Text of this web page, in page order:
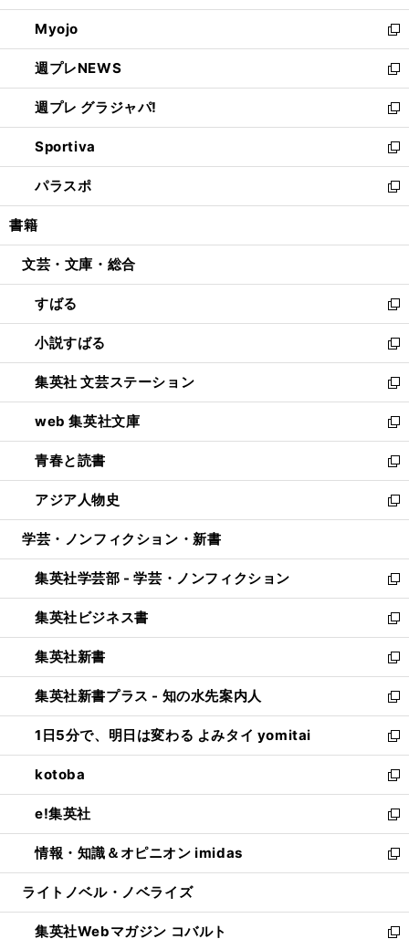
開
く
ウ
で
開
く
ン
ド
ウ
で
開
く
ウ
ィ
ン
ド
ウ
で
開
く
Myojo
新
し
い
ウ
ィ
ン
ド
ウ
で
開
週プレNEWS
新
し
い
ウ
ィ
ン
ド
ウ
開
週プレ グラジャパ!
新
し
い
ウ
ィ
ン
ウ
開
く
Sportiva
新
し
い
ウ
ン
ウ
で
開
く
パラスポ
新
し
ウ
ン
ド
ウ
で
開
く
書籍
文芸・文庫・総合
すばる
新
し
い
ウ
ィ
ン
ド
ウ
で
開
く
小説すばる
新
し
い
ウ
ィ
ン
ド
ウ
で
開
集英社 文芸ステーション
新
し
い
ウ
ィ
ン
ド
ウ
開
く
web 集英社文庫
新
し
い
ウ
ィ
ン
ウ
で
開
く
青春と読書
新
し
い
ウ
ン
ド
ウ
で
開
く
アジア人物史
新
し
ウ
ィ
ン
ド
ウ
で
開
く
学芸・ノンフィクション・新書
集英社学芸部 - 学芸・ノンフィクション
新
し
い
ウ
ィ
ン
ド
ウ
で
開
く
集英社ビジネス書
新
し
い
ウ
ィ
ン
ド
ウ
で
開
く
集英社新書
新
し
い
ウ
ィ
ン
ド
ウ
で
開
く
集英社新書プラス - 知の水先案内人
新
し
い
ウ
ィ
ン
ド
ウ
で
開
1日5分で、明日は変わる よみタイ yomitai
新
し
い
ウ
ィ
ン
ド
ウ
開
く
kotoba
新
し
い
ウ
ィ
ン
ウ
で
e!集英社
新
し
い
ウ
ン
ド
情報・知識＆オピニオン imidas
新
し
ウ
ィ
ライトノベル・ノベライズ
集英社Webマガジン コバルト
新